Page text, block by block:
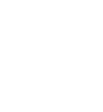
dal campo di